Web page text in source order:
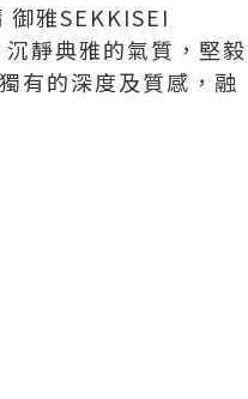
御雅SEKKISEI
靜典雅的氣質，堅毅
有的深度及質感，融